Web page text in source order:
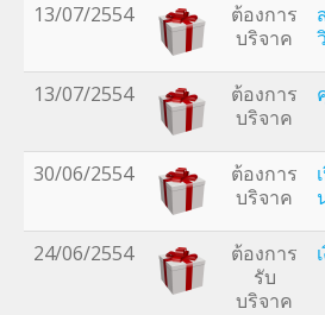
13/07/2554
ต้องการ
บริจาค
13/07/2554
ต้องการ
บริจาค
30/06/2554
ต้องการ
บริจาค
24/06/2554
ต้องการ
รับ
บริจาค